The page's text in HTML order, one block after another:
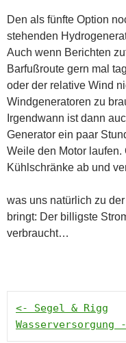
Den als fünfte Option
stehenden
Auch wenn Berichten
Barfußroute gern mal
oder der relative Wind
Windgeneratoren zu
Irgendwann ist dann
Generator ein paar
Weile den Motor
Kühlschränke ab und
was uns natürlich zu
bringt: Der billigste
verbraucht…
<- Segel & Rigg
Wasserversorgung